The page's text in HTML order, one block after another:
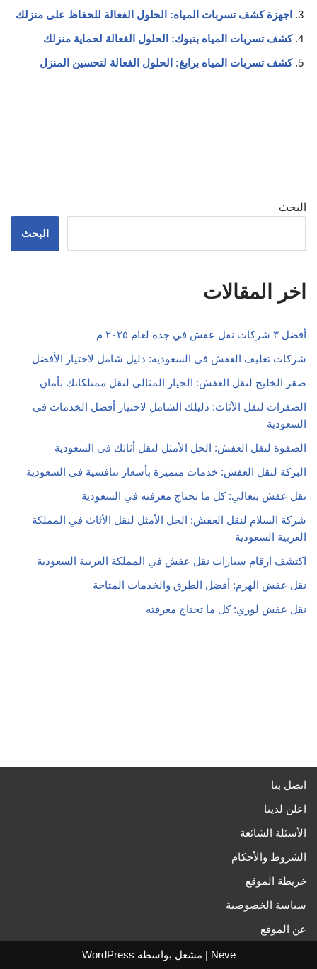
اجهزة كشف تسربات المياه: الحلول الفعالة للحفاظ على منزلك
كشف تسربات المياه بتبوك: الحلول الفعالة لحماية منزلك
كشف تسربات المياه برابغ: الحلول الفعالة لتحسين المنزل
البحث
البحث
اخر المقالات
أفضل ٣ شركات نقل عفش في جدة لعام ٢٠٢٥ م
شركات تغليف العفش في السعودية: دليل شامل لاختيار الأفضل
صقر الخليج لنقل العفش: الخيار المثالي لنقل ممتلكاتك بأمان
الصفرات لنقل الأثاث: دليلك الشامل لاختيار أفضل الخدمات في
السعودية
الصفوة لنقل العفش: الحل الأمثل لنقل أثاثك في السعودية
البركة لنقل العفش: خدمات متميزة بأسعار تنافسية في السعودية
نقل عفش بنغالي: كل ما تحتاج معرفته في السعودية
شركة السلام لنقل العفش: الحل الأمثل لنقل الأثاث في المملكة
العربية السعودية
اكتشف ارقام سيارات نقل عفش في المملكة العربية السعودية
نقل عفش الهرم: أفضل الطرق والخدمات المتاحة
نقل عفش لوري: كل ما تحتاج معرفته
اتصل بنا
اعلن لدينا
الأسئلة الشائعة
الشروط والأحكام
خريطة الموقع
سياسة الخصوصية
عن الموقع
Neve | مشغل بواسطة WordPress